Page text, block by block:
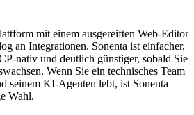
mit einem ausgereiften Web-Editor
an Integrationen. Sonenta ist einfacher,
nativ und deutlich günstiger, sobald Sie
Wenn Sie ein technisches Team
seinem KI-Agenten lebt, ist Sonenta
Wahl.